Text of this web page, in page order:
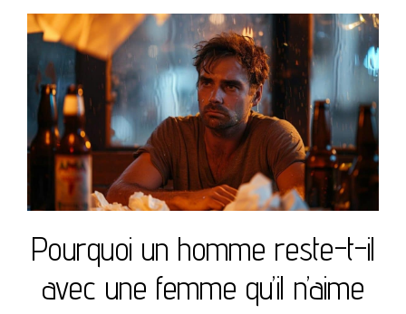
Pourquoi un homme reste-t-il
avec une femme qu’il n’aime